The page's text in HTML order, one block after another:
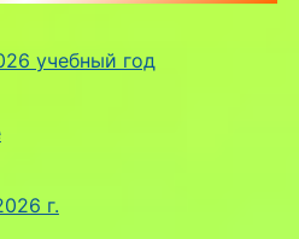
учебный год
г.